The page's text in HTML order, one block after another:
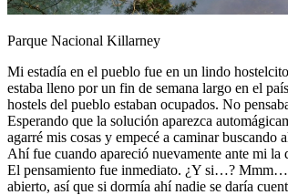
Parque Nacional Killarney
Mi estadía en el pueblo fue en un lindo
estaba lleno por un fin de semana largo en el
hostels del pueblo estaban ocupados. No
Esperando que la solución aparezca
agarré mis cosas y empecé a caminar buscando
Ahí fue cuando apareció nuevamente ante mi la
El pensamiento fue inmediato. ¿Y si…? Mmm…
abierto, así que si dormía ahí nadie se daría